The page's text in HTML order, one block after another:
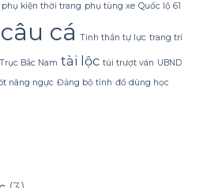
Homespa
phụ kiện thời trang phụ tùng xe Quốc lộ 61
cá Tinh thần tự lực trang trí
Trục Bắc Nam tài lộc túi trượt ván UBND
nâng ngực Đảng bộ tỉnh đồ dùng học